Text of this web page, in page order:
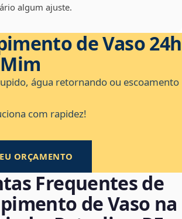
algum ajuste.
de Vaso 24h
água retornando ou escoamento
com rapidez!
ORÇAMENTO
Frequentes de
de Vaso na